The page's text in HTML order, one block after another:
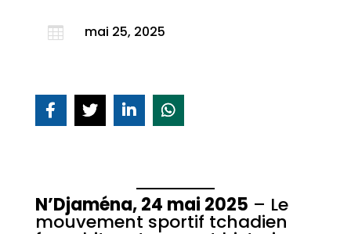
 mai 25, 2025
N’Djaména, 24 mai 2025 – Le
mouvement sportif tchadien